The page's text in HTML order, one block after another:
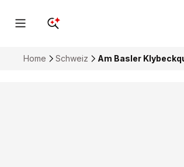
Home Schweiz Am Basler